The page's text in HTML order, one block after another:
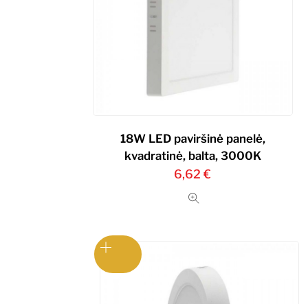
18W LED paviršinė panelė,
kvadratinė, balta, 3000K
6,62€